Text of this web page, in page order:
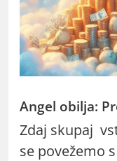
Angel obilja:
Zdaj skupaj
se povežemo